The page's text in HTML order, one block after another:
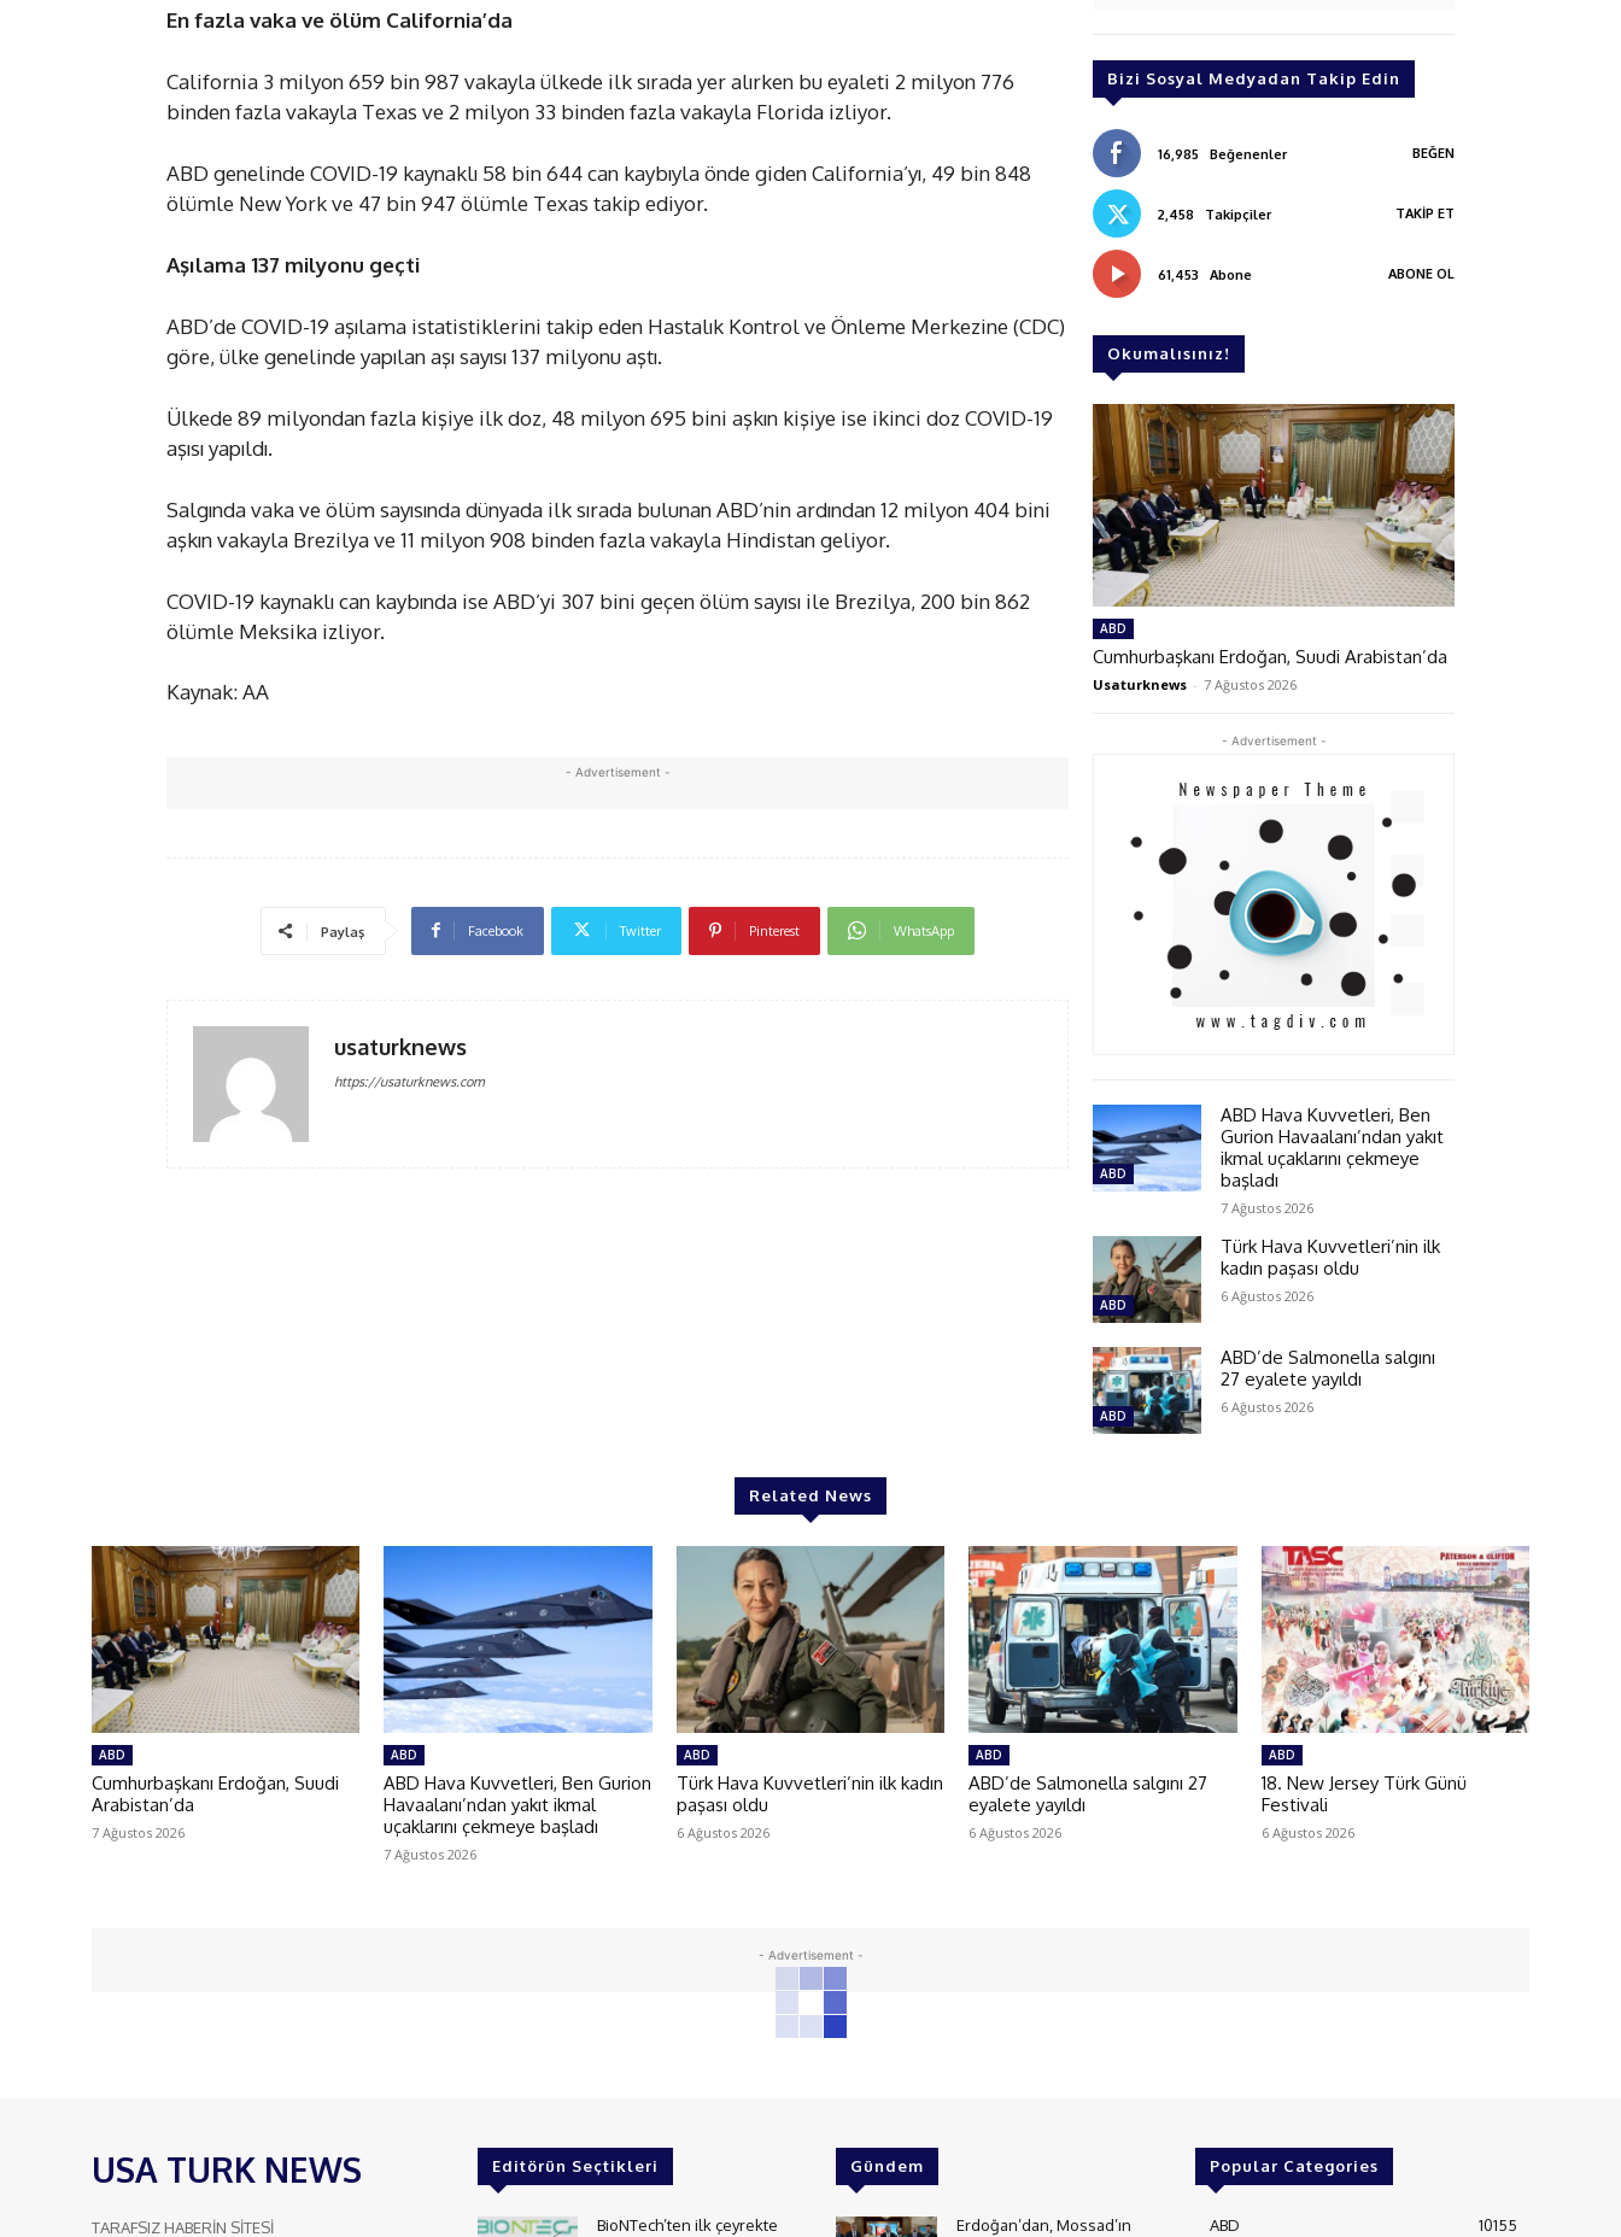
En fazla vaka ve ölüm California’da
California 3 milyon 659 bin 987 vakayla ülkede ilk sırada yer alırken bu eyaleti 2 milyon 776
binden fazla vakayla Texas ve 2 milyon 33 binden fazla vakayla Florida izliyor.
ABD genelinde COVID-19 kaynaklı 58 bin 644 can kaybıyla önde giden California’yı, 49 bin 848
ölümle New York ve 47 bin 947 ölümle Texas takip ediyor.
Aşılama 137 milyonu geçti
ABD’de COVID-19 aşılama istatistiklerini takip eden Hastalık Kontrol ve Önleme Merkezine (CDC)
göre, ülke genelinde yapılan aşı sayısı 137 milyonu aştı.
Ülkede 89 milyondan fazla kişiye ilk doz, 48 milyon 695 bini aşkın kişiye ise ikinci doz COVID-19
aşısı yapıldı.
Salgında vaka ve ölüm sayısında dünyada ilk sırada bulunan ABD’nin ardından 12 milyon 404 bini
aşkın vakayla Brezilya ve 11 milyon 908 binden fazla vakayla Hindistan geliyor.
COVID-19 kaynaklı can kaybında ise ABD’yi 307 bini geçen ölüm sayısı ile Brezilya, 200 bin 862
ölümle Meksika izliyor.
Kaynak: AA
- Advertisement -
Paylaş Facebook Twitter Pinterest WhatsApp
usaturknews
https://usaturknews.com
Bizi Sosyal Medyadan Takip Edin
16,985 Beğenenler BEĞEN
2,458 Takipçiler TAKIP ET
61,453 Abone ABONE OL
Okumalısınız!
ABD
Cumhurbaşkanı Erdoğan, Suudi Arabistan’da
Usaturknews - 7 Ağustos 2026
- Advertisement -
ABD
ABD Hava Kuvvetleri, Ben
Gurion Havaalanı’ndan yakıt
ikmal uçaklarını çekmeye
başladı
7 Ağustos 2026
ABD
Türk Hava Kuvvetleri’nin ilk
kadın paşası oldu
6 Ağustos 2026
ABD
ABD’de Salmonella salgını
27 eyalete yayıldı
6 Ağustos 2026
Related News
ABD
Cumhurbaşkanı Erdoğan, Suudi
Arabistan’da
7 Ağustos 2026
ABD
ABD Hava Kuvvetleri, Ben Gurion
Havaalanı’ndan yakıt ikmal
uçaklarını çekmeye başladı
7 Ağustos 2026
ABD
Türk Hava Kuvvetleri’nin ilk kadın
paşası oldu
6 Ağustos 2026
ABD
ABD’de Salmonella salgını 27
eyalete yayıldı
6 Ağustos 2026
ABD
18. New Jersey Türk Günü
Festivali
6 Ağustos 2026
- Advertisement -
USA TURK NEWS
TARAFSIZ HABERİN SİTESİ
Editörün Seçtikleri
BioNTech’ten ilk çeyrekte
Gündem
Erdoğan’dan, Mossad’ın
Popular Categories
ABD 10155